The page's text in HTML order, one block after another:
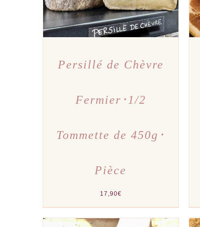
Persillé de Chèvre
Fermier･1/2
Tommette de 450g･
Pièce
17,90€